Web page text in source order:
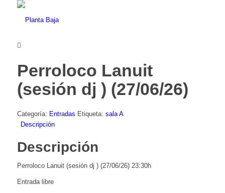
Perroloco Lanuit
(sesión dj ) (27/06/26)
Categoría: Entradas Etiqueta: sala A
Descripción
Descripción
Perroloco Lanuit (sesión dj ) (27/06/26) 23:30h
Entrada libre